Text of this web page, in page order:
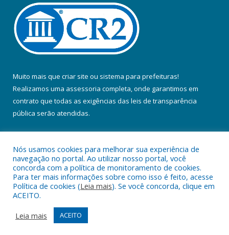
Muito mais que criar site ou sistema para prefeituras!
Realizamos uma assessoria completa, onde garantimos em
contrato que todas as exigências das leis de transparência
pública serão atendidas.
Todos os direitos reservados a Prefeitura Municipal de Colares.
Mapa do Site
Acessar Área Administrativa
Acessar Webmail
Nós usamos cookies para melhorar sua experiência de
navegação no portal. Ao utilizar nosso portal, você
concorda com a política de monitoramento de cookies.
Para ter mais informações sobre como isso é feito, acesse
Política de cookies (Leia mais). Se você concorda, clique em
ACEITO.
Leia mais
ACEITO